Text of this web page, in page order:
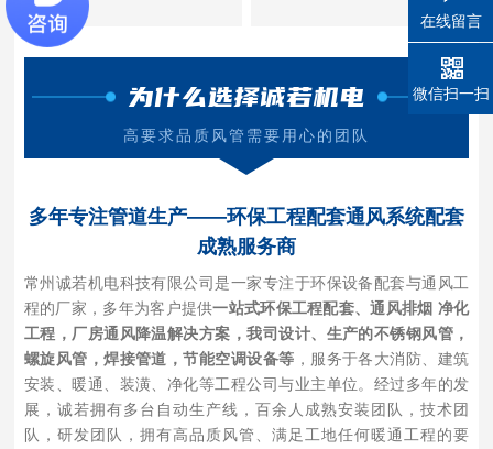
为什么选择诚若机电
高要求品质风管需要用心的团队
多年专注管道生产——环保工程配套通风系统配套
成熟服务商
常州诚若机电科技有限公司是一家专注于环保设备配套与通风工
程的厂家，多年为客户提供一站式环保工程配套、通风排烟 净化
工程，厂房通风降温解决方案，我司设计、生产的不锈钢风管，
螺旋风管，焊接管道，节能空调设备等 ，服务于各大消防、建筑
安装、暖通、装潢、净化等工程公司与业主单位。经过多年的发
展，诚若拥有多台自动生产线，百余人成熟安装团队，技术团
队，研发团队，拥有高品质风管、满足工地任何暖通工程的要
在线留言
微信扫一扫